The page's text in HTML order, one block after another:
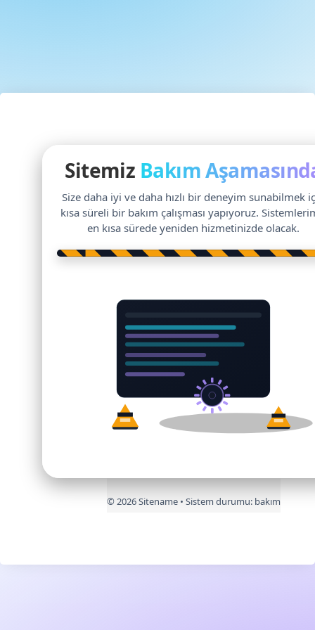
Sitemiz Bakım
Size daha iyi ve daha hızlı bir deneyim sunabilmek
kısa süreli bir bakım çalışması yapıyoruz.
en kısa sürede yeniden hizmetinizde olacak.
©2026Sitename • Sistem durumu: bakım